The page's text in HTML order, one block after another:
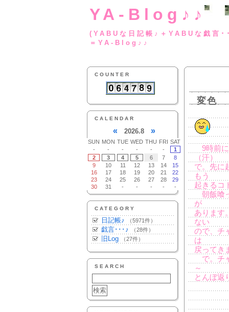
YA-Blog♪♪
(YABUな日記帳♪
＝YA-Blog♪♪
COUNTER
CALENDAR
« 2026.8 »
SUN MON TUE WED THU FRI SAT
-
- - - - -
1
2
3 4 5 6 7
8
9
10 11 12 13 14
15
16
17 18 19 20 21
22
23
24 25 26 27 28
29
30
31 - - - - -
CATEGORY
日記帳♪ （5971件）
戯言･･･♪ （28件）
旧Log （27件）
SEARCH
変色
9時前に
（汗）
で。先に
もう
起きるコ
朝飯喰
が
あります
ない
ので、チ
は
戻ってき
で。チ
～
とんぼ返